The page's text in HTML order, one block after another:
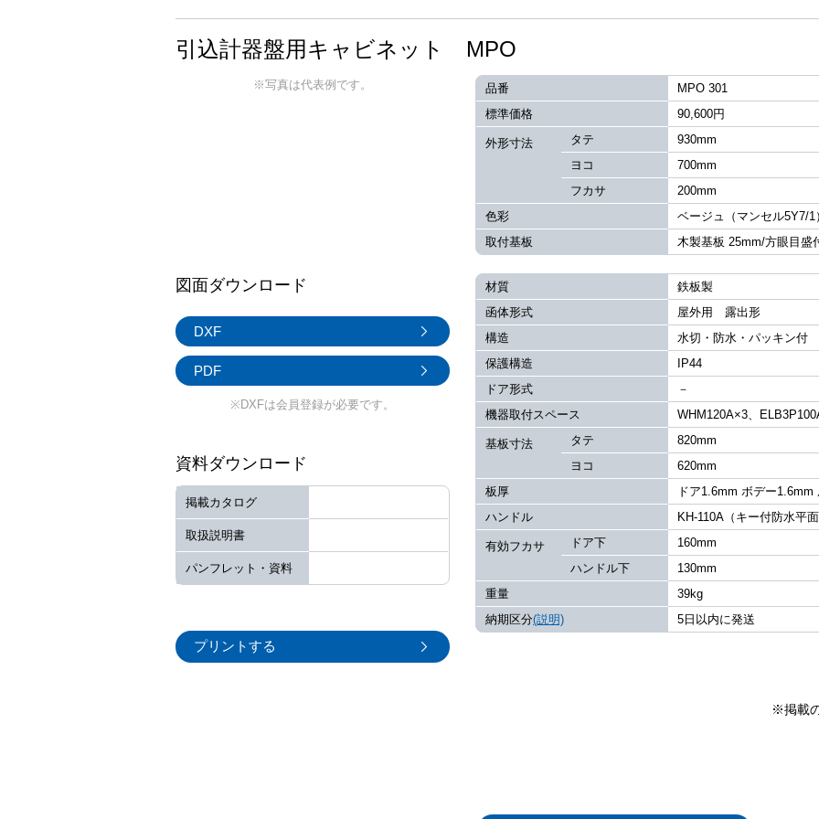
引込計器盤用キャビネット MPO
※写真は代表例です。 品番
MPO 301
標準価格
90,600円
外形寸法 タテ
930mm
ヨコ
700mm
フカサ
200mm
色彩
ベージュ（マンセル5Y7/1
取付基板
木製基板 25mm/方眼目盛
図面ダウンロード
DXF
PDF
※DXFは会員登録が必要です。
資料ダウンロード
掲載カタログ
取扱説明書
パンフレット・資料
プリントする
材質
鉄板製
函体形式
屋外用 露出形
構造
水切・防水・パッキン付
保護構造
IP44
ドア形式
－
機器取付スペース
WHM120A×3、
基板寸法 タテ
820mm
ヨコ
620mm
板厚
ドア1.6mm ボデー1.6mm
ハンドル
KH-110A（キー付防水平
有効フカサ ドア下
160mm
ハンドル下
130mm
重量
39kg
納期区分(説明) 5日以内に発送
※掲載